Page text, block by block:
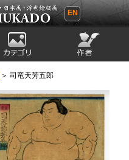
日本画・浮世
EN
司竜天芳五郎